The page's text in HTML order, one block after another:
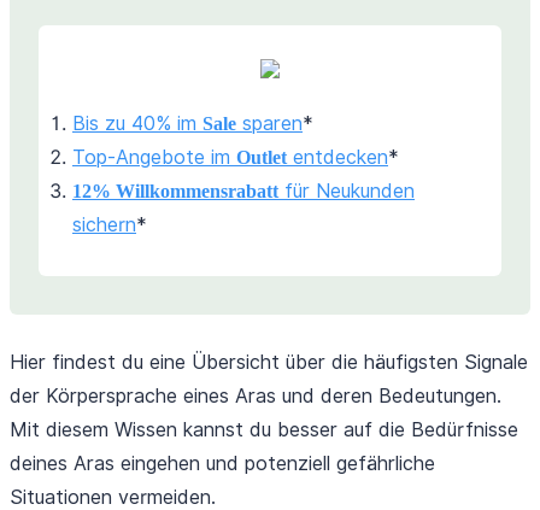
Bis zu 40% im Sale sparen*
Top-Angebote im Outlet entdecken*
12% Willkommensrabatt für Neukunden
sichern*
Hier findest du eine Übersicht über die häufigsten Signale
der Körpersprache eines Aras und deren Bedeutungen.
Mit diesem Wissen kannst du besser auf die Bedürfnisse
deines Aras eingehen und potenziell gefährliche
Situationen vermeiden.